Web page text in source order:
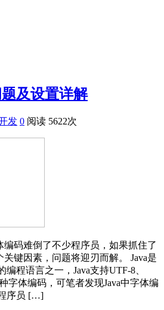
及设置详解
发 0 阅读 5622次
编码难倒了不少程序员，如果抓住了
关键因素，问题将迎刃而解。 Java是
程语言之一，Java支持UTF-8、
字体编码，可笔者发现Java中字体编
序员 […]